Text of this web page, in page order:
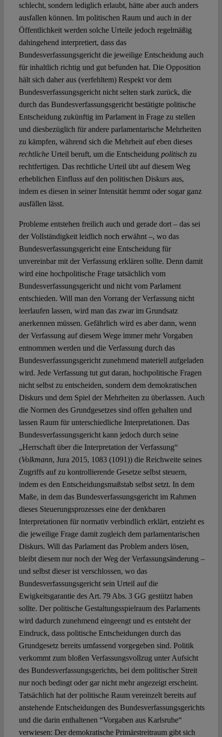
schlecht, sondern lediglich erlaubt, hätte aber auch anders
ausfallen können. Im politischen Raum und auch in der
Öffentlichkeit werden solche Urteile jedoch regelmäßig
dahingehend interpretiert, dass das
Bundesverfassungsgericht die jeweilige Entscheidung auch
für inhaltlich richtig und gut befunden hat. Die Opposition
hält sich daher aus (verfehltem) Respekt vor dem
Bundesverfassungsgericht nicht selten stark zurück, die
durch das Bundesverfassungsgericht bestätigte politische
Entscheidung zukünftig im Parlament in Frage zu stellen
und diesbezüglich für andere parlamentarische Mehrheiten
zu kämpfen, während sich die Mehrheit auf eben dieses
rechtlicheUrteil beruft, um die Entscheidung politisch zu
rechtfertigen. Das rechtliche Urteil übt auf diesem Weg
erheblichen Einfluss auf den politischen Diskurs aus,
indem es diesen in seiner Intensität hemmt oder sogar ganz
ausfällen lässt.
Probleme entstehen freilich auch und gerade dort – das sei
der Vollständigkeit leidlich noch erwähnt –, wo das
Bundesverfassungsgericht eine Entscheidung für
unvereinbar mit der Verfassung erklären sollte. Denn damit
wird eine hochpolitische Frage tatsächlich vom
Bundesverfassungsgericht und nicht vom Parlament
entschieden. Will man den Vorrang der Verfassung nicht
leerlaufen lassen, wird man das zwar im Grundsatz
anerkennen müssen. Gefährlich wird es aber dann, wenn
der Verfassung auf diesem Wege immer mehr Vorgaben
entnommen werden und die Verfassung durch das
Bundesverfassungsgericht zunehmend materiell aufgeladen
wird. Jede Verfassung tut gut daran, hochpolitische Fragen
nicht selbst zu entscheiden, sondern dem demokratischen
Diskurs und dem Spiel der Mehrheiten zu überlassen. Auch
die Normen des Grundgesetzes sind offen gehalten und
lassen Raum für unterschiedliche Interpretationen. Das
Bundesverfassungsgericht kann jedoch durch seine
„Herrschaft über die Interpretation der Verfassung“
(Volkmann, Jura 2015, 1083 (1091)) die Reichweite seines
Zugriffs auf zu kontrollierende Gesetze selbst steuern,
indem es den Entscheidungsmaßstab selbst setzt. In dem
Maße, in dem das Bundesverfassungsgericht im Rahmen
dieses Steuerungsprozesses eine der denkbaren
Interpretationen für normativ verbindlich erklärt, entzieht es
die jeweilige Frage damit zugleich dem parlamentarischen
Diskurs. Will das Parlament das Problem anders lösen,
bleibt diesem nur noch der Weg der Verfassungsänderung –
und selbst dieser ist verschlossen, wo das
Bundesverfassungsgericht sein Urteil auf die
Ewigkeitsgarantie des Art. 79 Abs. 3 GG gestützt haben
sollte. Der politische Gestaltungsspielraum des Parlaments
wird dadurch zunehmend eingeengt und es entsteht der
Eindruck, dass politische Entscheidungen durch das
Grundgesetz bereits umfassend vorgegeben sind. Politik
verkommt zum bloßen Verfassungsvollzug unter Aufsicht
des Bundesverfassungsgerichts, bei dem politischer Streit
nur noch bedingt oder gar nicht mehr angezeigt erscheint.
Tatsächlich hat der politische Raum vereinzelt bereits auf
anstehende Entscheidungen des Bundesverfassungsgerichts
und die darin enthaltenen “Vorgaben aus Karlsruhe“
verwiesen: Der demokratische Primärstreitraum gibt sich